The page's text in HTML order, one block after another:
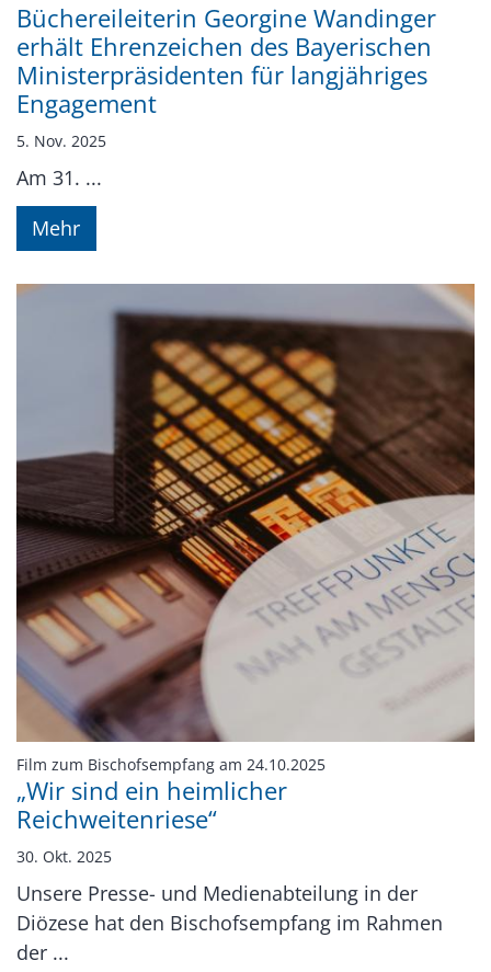
Büchereileiterin Georgine Wandinger
erhält Ehrenzeichen des Bayerischen
Ministerpräsidenten für langjähriges
Engagement
5. Nov. 2025
Am 31. ...
Mehr
Film zum Bischofsempfang am 24.10.2025:
„Wir sind ein heimlicher
Reichweitenriese“
30. Okt. 2025
Unsere Presse- und Medienabteilung in der
Diözese hat den Bischofsempfang im Rahmen
der ...